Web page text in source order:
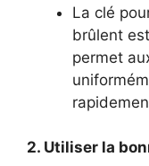
La clé
brûlent
permet
2. Utiliser la